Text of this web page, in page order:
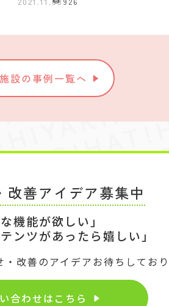
設の事例一覧へ
改善アイデア募集中
な機能が欲しい」
ンツがあったら嬉しい」
改善のアイデアお待ちしてお
合わせはこちら